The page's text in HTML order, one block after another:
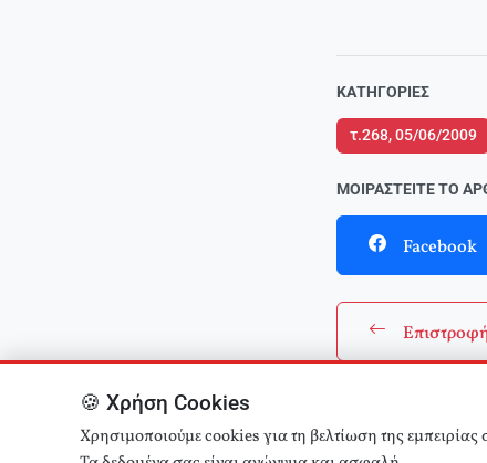
ΚΑΤΗΓΟΡΊΕΣ
τ.268, 05/06/2009
ΜΟΙΡΑΣΤΕΊΤΕ ΤΟ
Facebook
🍪 Χρήση Cookies
Χρησιμοποιούμε cookies για τη βελτίωση της